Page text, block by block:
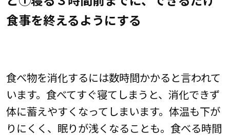
食事を終えるようにする
食べ物を消化するには数時間かかると言われて
います。食べてすぐ寝てしまうと、消化できず
体に蓄えやすくなってしまいます。体温も下が
りにくく、眠りが浅くなることも。食べる時間